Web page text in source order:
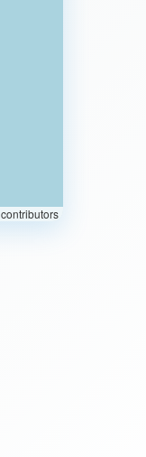
contributors